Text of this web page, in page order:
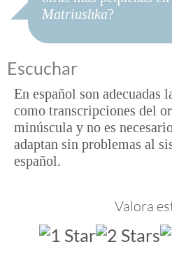
Matriushka?
Escuchar
En español son adecuadas
como transcripciones del
minúscula y no es
adaptan sin problemas al
español.
Valora